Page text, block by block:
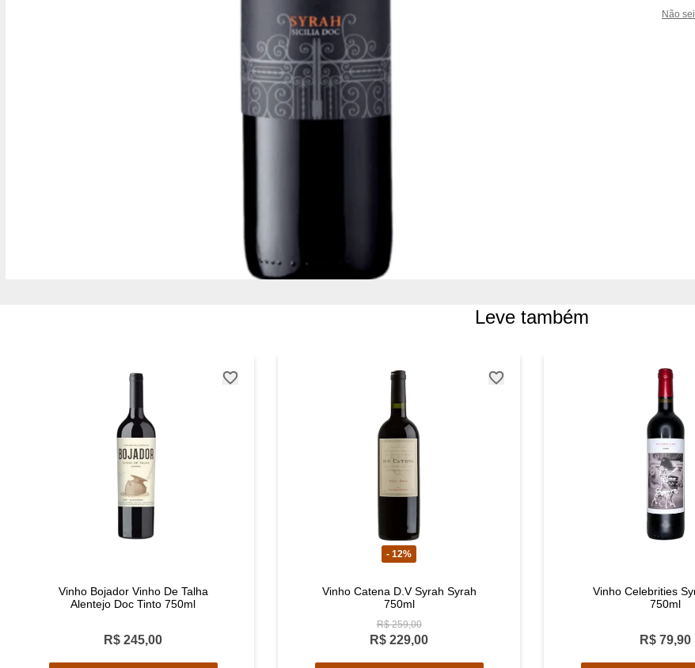
Não
Leve também
Vinho Bojador Vinho De Talha
Alentejo Doc Tinto 750ml
R$ 245,00
- 12%
Vinho Catena D.V Syrah Syrah
750ml
R$ 259,00
R$ 229,00
Vinho Celebrities
750ml
R$ 79,90